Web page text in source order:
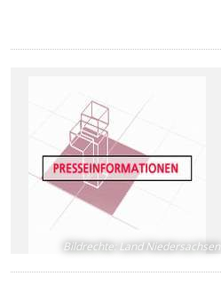
Bildrechte: Land Niedersachsen